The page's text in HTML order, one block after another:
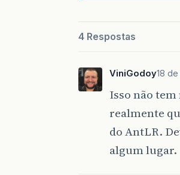
4 Respostas
ViniGodoy18
Isso não
realmente
do AntLR.
algum lugar.